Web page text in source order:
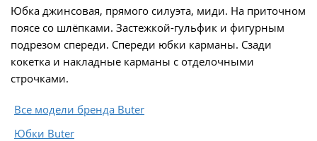
Юбка джинсовая, прямого силуэта, миди. На приточном
поясе со шлёпками. Застежкой-гульфик и фигурным
подрезом спереди. Спереди юбки карманы. Сзади
кокетка и накладные карманы с отделочными
строчками.
Все модели бренда Buter
Юбки Buter